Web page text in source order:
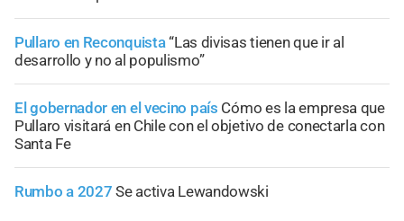
Pullaro en Reconquista“Las divisas tienen que ir al
desarrollo y no al populismo”
El gobernador en el vecino país Cómo es la empresa que
Pullaro visitará en Chile con el objetivo de conectarla con
Santa Fe
Rumbo a 2027 Se activa Lewandowski